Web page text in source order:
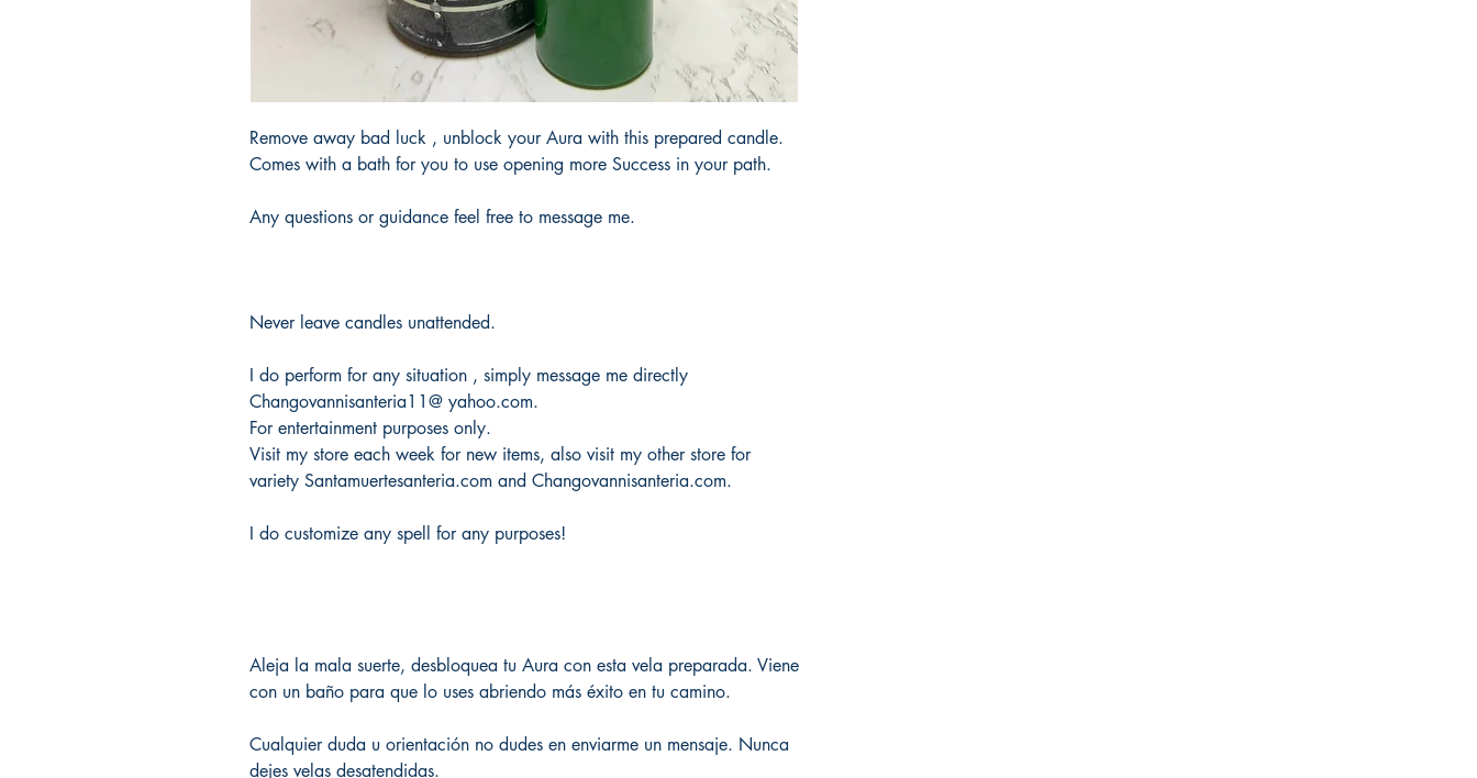
Remove away bad luck , unblock your Aura with this prepared candle.
Comes with a bath for you to use opening more Success in your path.
Any questions or guidance feel free to message me.
Never leave candles unattended.
I do perform for any situation , simply message me directly
Changovannisanteria11@ yahoo.com.
For entertainment purposes only.
Visit my store each week for new items, also visit my other store for
variety Santamuertesanteria.com and Changovannisanteria.com.
I do customize any spell for any purposes!
Aleja la mala suerte, desbloquea tu Aura con esta vela preparada. Viene
con un baño para que lo uses abriendo más éxito en tu camino.
Cualquier duda u orientación no dudes en enviarme un mensaje. Nunca
dejes velas desatendidas.